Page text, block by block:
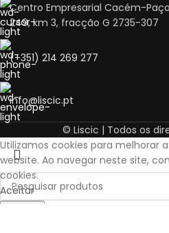
Centro Empresarial Cacém-
249, km 3, fracção G 2735-307
(+351) 214 269 277
info@liscic.pt
© Liscic | Todos os
Utilizamos cookies para melhorar
website. Ao navegar neste site,
cookies.
Aceitar